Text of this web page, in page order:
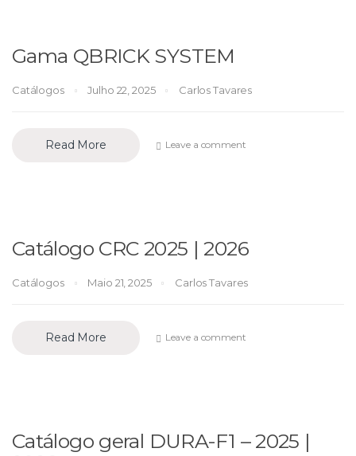
Gama QBRICK SYSTEM
Catálogos Julho 22, 2025 Carlos Tavares
Read More Leave a comment
Catálogo CRC 2025 | 2026
Catálogos Maio 21, 2025 Carlos Tavares
Read More Leave a comment
Catálogo geral DURA-F1 – 2025 |